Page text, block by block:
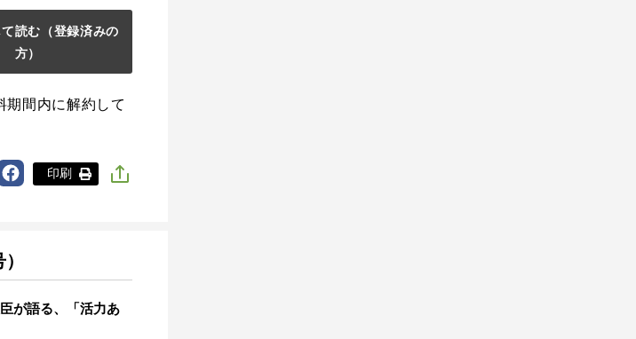
読む （登録済みの
方）
間内に解約して
印刷
が語る、「活力あ